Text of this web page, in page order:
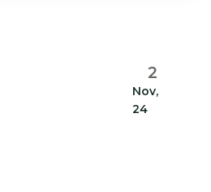
2
Nov,
24